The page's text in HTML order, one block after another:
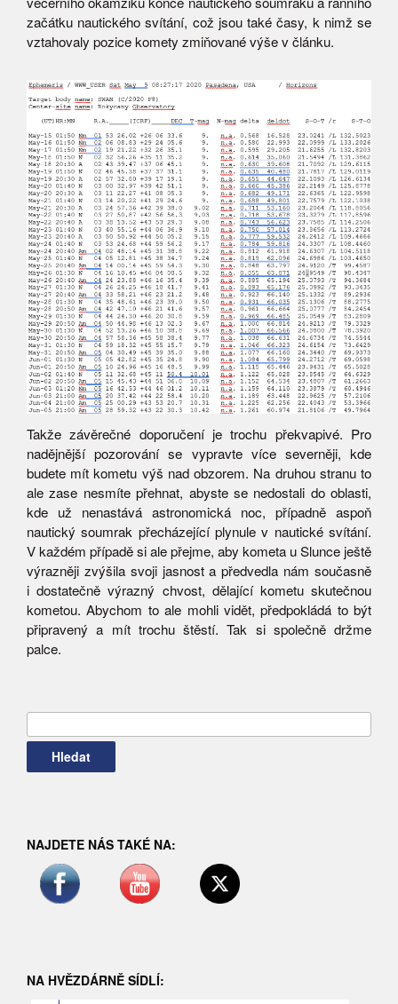
začátku nautického svítání, což jsou také časy, k nimž se
vztahovaly pozice komety zmiňované výše v článku.
Takže závěrečné doporučení je trochu překvapivé. Pro
nadějnější pozorování se vypravte více severněji, kde
budete mít kometu výš nad obzorem. Na druhou stranu to
ale zase nesmíte přehnat, abyste se nedostali do oblasti,
kde už nenastává astronomická noc, případně aspoň
nautický soumrak přecházející plynule v nautické svítání.
V každém případě si ale přejme, aby kometa u Slunce ještě
výrazněji zvýšila svoji jasnost a předvedla nám současně
i dostatečně výrazný chvost, dělající kometu skutečnou
kometou. Abychom to ale mohli vidět, předpokládá to být
připravený a mít trochu štěstí. Tak si společně držme
palce.
NAJDETE NÁS TAKÉ NA:
NA HVĚZDÁRNĚ SÍDLÍ: